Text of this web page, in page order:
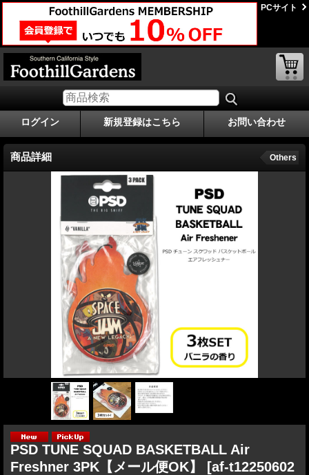
PCサイト
ログイン 新規登録はこちら お問い合わせ
商品詳細 Others
PSD TUNE SQUAD BASKETBALL Air
Freshner 3PK【メール便OK】
[af-t12250602